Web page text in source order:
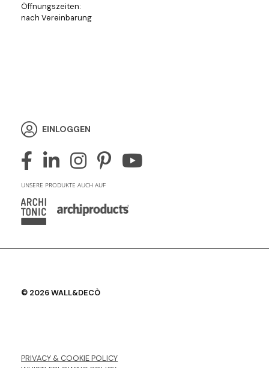
Öffnungszeiten:
nach Vereinbarung
EINLOGGEN
UNSERE PRODUKTE AUCH AUF
© 2026 WALL&DECÒ
PRIVACY & COOKIE POLICY